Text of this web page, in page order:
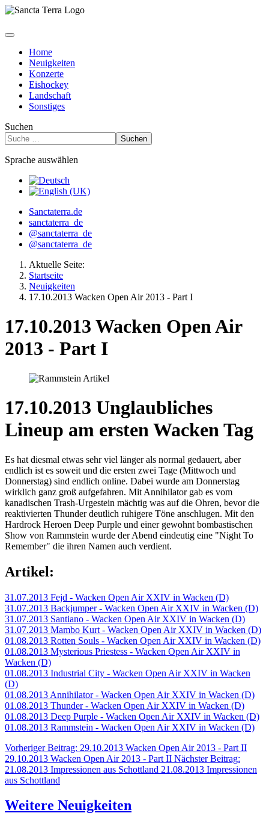
Home
Neuigkeiten
Konzerte
Eishockey
Landschaft
Sonstiges
Suchen
Suchen
Sprache auswählen
Sanctaterra.de
sanctaterra_de
@sanctaterra_de
@sanctaterra_de
Aktuelle Seite:
Startseite
Neuigkeiten
17.10.2013 Wacken Open Air 2013 - Part I
17.10.2013 Wacken Open Air
2013 - Part I
17.10.2013 Unglaubliches
Lineup am ersten Wacken Tag
Es hat diesmal etwas sehr viel länger als normal gedauert, aber
endlich ist es soweit und die ersten zwei Tage (Mittwoch und
Donnerstag) sind endlich online. Dabei wurde am Donnerstag
wirklich ganz groß aufgefahren. Mit Annihilator gab es vom
kanadischen Trash-Urgestein mächtig was auf die Ohren, bevor die
reaktivierten Thunder deutlich ruhigere Töne anschlugen. Mit den
Hardrock Heroen Deep Purple und einer gewohnt bombastischen
Show von Rammstein wurde der Abend eindeutig eine "Night To
Remember" die ihren Namen auch verdient.
Artikel:
31.07.2013 Fejd - Wacken Open Air XXIV in Wacken (D)
31.07.2013 Backjumper - Wacken Open Air XXIV in Wacken (D)
31.07.2013 Santiano - Wacken Open Air XXIV in Wacken (D)
31.07.2013 Mambo Kurt - Wacken Open Air XXIV in Wacken (D)
01.08.2013 Rotten Souls - Wacken Open Air XXIV in Wacken (D)
01.08.2013 Mysterious Priestess - Wacken Open Air XXIV in
Wacken (D)
01.08.2013 Industrial City - Wacken Open Air XXIV in Wacken
(D)
01.08.2013 Annihilator - Wacken Open Air XXIV in Wacken (D)
01.08.2013 Thunder - Wacken Open Air XXIV in Wacken (D)
01.08.2013 Deep Purple - Wacken Open Air XXIV in Wacken (D)
01.08.2013 Rammstein - Wacken Open Air XXIV in Wacken (D)
Vorheriger Beitrag: 29.10.2013 Wacken Open Air 2013 - Part II
29.10.2013 Wacken Open Air 2013 - Part II Nächster Beitrag:
21.08.2013 Impressionen aus Schottland 21.08.2013 Impressionen
aus Schottland
Weitere Neuigkeiten